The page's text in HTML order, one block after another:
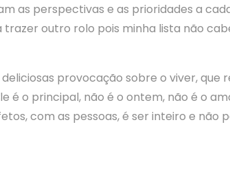
as perspectivas e as prioridades a
trazer outro rolo pois minha lista não
provocação sobre o viver, que
o principal, não é o ontem, não é o
com as pessoas, é ser inteiro e não